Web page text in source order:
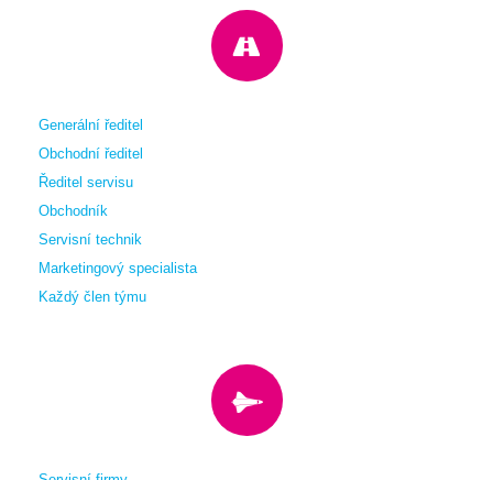
Generální ředitel
Obchodní ředitel
Ředitel servisu
Obchodník
Servisní technik
Marketingový specialista
Každý člen týmu